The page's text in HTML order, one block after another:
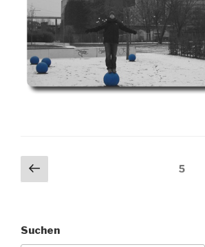
Seitennummerierung
der
Vorherige
Seite
Seite5
Suchen